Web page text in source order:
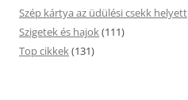
Szép kártya az üdülési csekk helyett
Szigetek és hajok(111)
Top cikkek(131)